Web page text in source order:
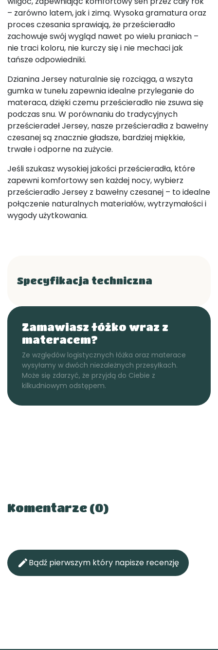
– zarówno latem, jak i zimą. Wysoka gramatura oraz
proces czesania sprawiają, że prześcieradło
zachowuje swój wygląd nawet po wielu praniach –
nie traci koloru, nie kurczy się i nie mechaci jak
tańsze odpowiedniki.
Dzianina Jersey naturalnie się rozciąga, a wszyta
gumka w tunelu zapewnia idealne przyleganie do
materaca, dzięki czemu prześcieradło nie zsuwa się
podczas snu. W porównaniu do tradycyjnych
prześcieradeł Jersey, nasze prześcieradła z bawełny
czesanej są znacznie gładsze, bardziej miękkie,
trwałe i odporne na zużycie.
Jeśli szukasz wysokiej jakości prześcieradła, które
zapewni komfortowy sen każdej nocy, wybierz
prześcieradło Jersey z bawełny czesanej – to idealne
połączenie naturalnych materiałów, wytrzymałości i
wygody użytkowania.
Specyfikacja techniczna
Zamawiasz łóżko wraz z
materacem?
Ze względów logistycznych łóżka oraz materace
wysyłamy w dwóch niezależnych przesyłkach.
Może się zdarzyć, że przyjdą do Ciebie z
kilkudniowym odstępem.
Komentarze (0)
Bądź pierwszym który napisze recenzję